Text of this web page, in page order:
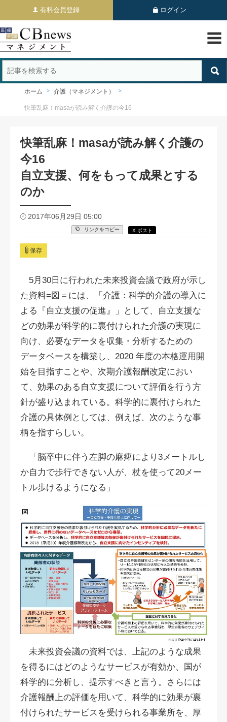
有料会員登録 ログイン
ホーム 介護（マネジメント）
快筆乱麻！masaが読み解く介護の今16
快筆乱麻！masaが読み解く介護の
今16
自立支援、何をもって成果とする
のか
2017年06月29日 05:00
リンクをコピー X ポスト
保存
5月30日に行われた未来投資会議で政府が示し
た資料=図＝には、「介護：科学的介護の導入に
よる『自立支援の促進』」として、自立支援な
どの効果が科学的に裏付けられた介護の実現に
向け、必要なデータを収集・分析するための
データベースを構築し、2020 年度の本格運用開
始を目指すことや、次期介護報酬改定におい
て、効果のある自立支援について評価を行う方
針が盛り込まれている。科学的に裏付けられた
介護の具体例としては、例えば、次のような事
柄を指すらしい。
「脳卒中に伴う左脚の麻痺により3メートルし
か自力で歩行できない人が、杖を使って20メー
トル歩けるようになる」
未来投資会議の資料では、上記のような成果
を得るにはどのようなサービスが有効か、国が
科学的に分析し、提示すべきと言う。さらには
介護報酬上の評価を用いて、科学的に効果が裏
付けられたサービスを受けられる事業所を、厚